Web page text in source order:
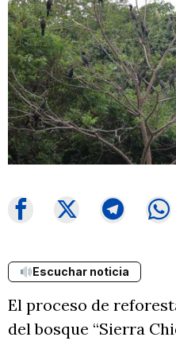
Escuchar noticia
El proceso de
del bosque “Sierra